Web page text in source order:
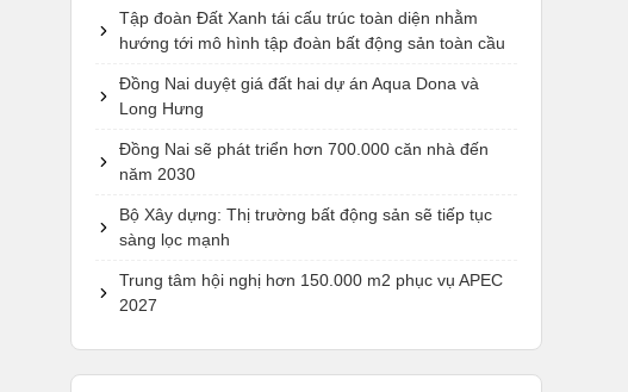
Tập đoàn Đất Xanh tái cấu trúc toàn diện nhằm
hướng tới mô hình tập đoàn bất động sản toàn cầu
Đồng Nai duyệt giá đất hai dự án Aqua Dona và
Long Hưng
Đồng Nai sẽ phát triển hơn 700.000 căn nhà đến
năm 2030
Bộ Xây dựng: Thị trường bất động sản sẽ tiếp tục
sàng lọc mạnh
Trung tâm hội nghị hơn 150.000 m2 phục vụ APEC
2027